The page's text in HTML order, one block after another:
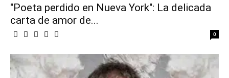
"Poeta perdido en Nueva York": La delicada
carta de amor de...
0